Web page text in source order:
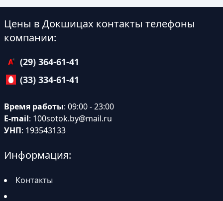
Цены в Докшицах контакты телефоны
компании:
(29) 364-61-41
(33) 334-61-41
Время работы: 09:00 - 23:00
E-mail: 100sotok.by@mail.ru
УНП: 193543133
Информация:
Контакты